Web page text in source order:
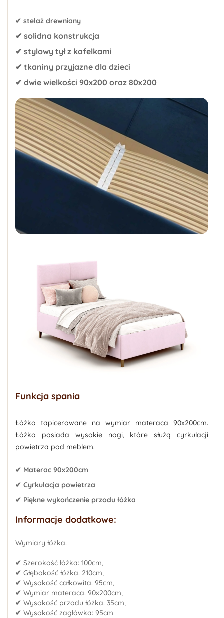
✔ stelaż drewniany
✔ solidna konstrukcja
✔ stylowy tył z kafelkami
✔ tkaniny przyjazne dla dzieci
✔ dwie wielkości 90x200 oraz 80x200
Funkcja spania
Łóżko tapicerowane na wymiar materaca 90x200cm.
Łóżko posiada wysokie nogi, które służą cyrkulacji
powietrza pod meblem.
✔ Materac 90x200cm
✔ Cyrkulacja powietrza
✔ Piękne wykończenie przodu łóżka
Informacje dodatkowe:
Wymiary łóżka:
✔ Szerokość łóżka: 100cm,
✔ Głębokość łóżka: 210cm,
✔ Wysokość całkowita: 95cm,
✔ Wymiar materaca: 90x200cm,
✔ Wysokość przodu łóżka: 35cm,
✔ Wysokość zagłówka: 95cm